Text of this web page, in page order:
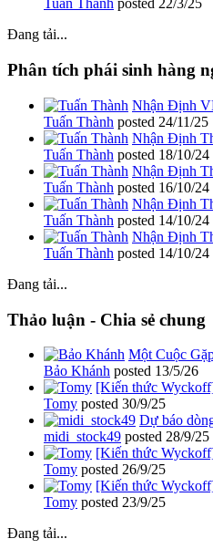
Tuấn Thành posted 22/3/25
Đang tải...
Phân tích phái sinh hàng
Nhận Định
Tuấn Thành posted 24/11/25
Nhận Định
Tuấn Thành posted 18/10/24
Nhận Định
Tuấn Thành posted 16/10/24
Nhận Định
Tuấn Thành posted 14/10/24
Nhận Định
Tuấn Thành posted 14/10/24
Đang tải...
Thảo luận - Chia sẻ chung
Một Cuộc
Bảo Khánh posted 13/5/26
[Kiến thức
Tomy posted 30/9/25
Dự báo
midi_stock49 posted 28/9/25
[Kiến thức
Tomy posted 26/9/25
[Kiến thức
Tomy posted 23/9/25
Đang tải...